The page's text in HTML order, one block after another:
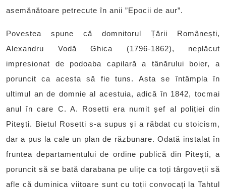
asemănătoare petrecute în anii ”Epocii de aur”.
Povestea spune că domnitorul Țării Românești,
Alexandru Vodă Ghica (1796-1862), neplăcut
impresionat de podoaba capilară a tânărului boier, a
poruncit ca acesta să fie tuns. Asta se întâmpla în
ultimul an de domnie al acestuia, adică în 1842, tocmai
anul în care C. A. Rosetti era numit șef al poliției din
Pitești. Bietul Rosetti s-a supus și a răbdat cu stoicism,
dar a pus la cale un plan de răzbunare. Odată instalat în
fruntea departamentului de ordine publică din Pitești, a
poruncit să se bată darabana pe ulițe ca toți târgoveții să
afle că duminica viitoare sunt cu toții convocați la Tahtul